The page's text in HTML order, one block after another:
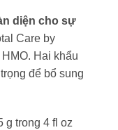
diện cho sự
Care by
Hai khẩu
để bổ sung
g trong 4 fl oz